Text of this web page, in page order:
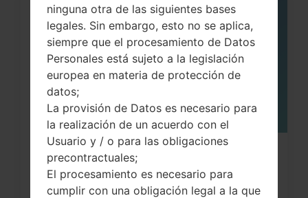
Cómo hacer Reinicio Completo en
LG Optimus, Vu, Lucid,...
ninguna otra de las siguientes bases
legales. Sin embargo, esto no se aplica,
siempre que el procesamiento de Datos
Personales está sujeto a la legislación
europea en materia de protección de
datos;
La provisión de Datos es necesario para
la realización de un acuerdo con el
Usuario y / o para las obligaciones
precontractuales;
El procesamiento es necesario para
cumplir con una obligación legal a la que